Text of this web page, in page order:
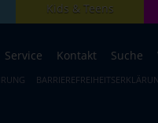
Kids & Teens
Service Kontakt Suche